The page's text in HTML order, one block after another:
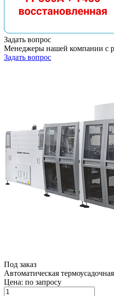
Задать вопрос
Менеджеры нашей компании с
Задать вопрос
Под заказ
Автоматическая
Цена: по запросу